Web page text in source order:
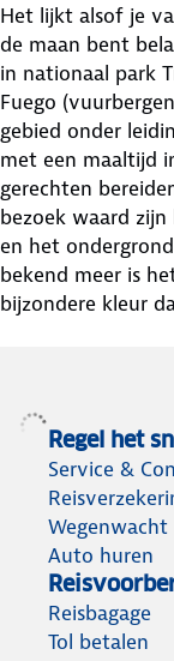
Het lijkt alsof je
de maan bent
in nationaal park
Fuego
gebied onder
met een maaltijd
gerechten
bezoek waard
en het
bekend meer is
bijzondere kleur
Regel het
Service &
Wegenwacht
Auto huren
Reisbagage
Tol betalen